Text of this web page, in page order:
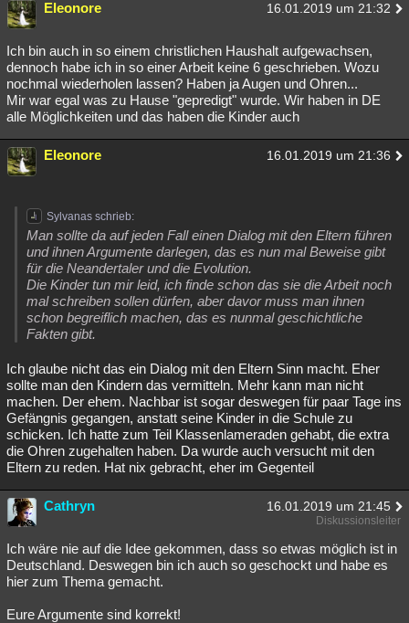
Eleonore 16.01.2019 um 21:32
Ich bin auch in so einem christlichen Haushalt aufgewachsen,
dennoch habe ich in so einer Arbeit keine 6 geschrieben. Wozu
nochmal wiederholen lassen? Haben ja Augen und Ohren...
Mir war egal was zu Hause "gepredigt" wurde. Wir haben in DE
alle Möglichkeiten und das haben die Kinder auch
Eleonore 16.01.2019 um 21:36
Sylvanas schrieb:
Man sollte da auf jeden Fall einen Dialog mit den Eltern führen
und ihnen Argumente darlegen, das es nun mal Beweise gibt
für die Neandertaler und die Evolution.
Die Kinder tun mir leid, ich finde schon das sie die Arbeit noch
mal schreiben sollen dürfen, aber davor muss man ihnen
schon begreiflich machen, das es nunmal geschichtliche
Fakten gibt.
Ich glaube nicht das ein Dialog mit den Eltern Sinn macht. Eher
sollte man den Kindern das vermitteln. Mehr kann man nicht
machen. Der ehem. Nachbar ist sogar deswegen für paar Tage ins
Gefängnis gegangen, anstatt seine Kinder in die Schule zu
schicken. Ich hatte zum Teil Klassenlameraden gehabt, die extra
die Ohren zugehalten haben. Da wurde auch versucht mit den
Eltern zu reden. Hat nix gebracht, eher im Gegenteil
Cathryn 16.01.2019 um 21:45
Diskussionsleiter
Ich wäre nie auf die Idee gekommen, dass so etwas möglich ist in
Deutschland. Deswegen bin ich auch so geschockt und habe es
hier zum Thema gemacht.
Eure Argumente sind korrekt!